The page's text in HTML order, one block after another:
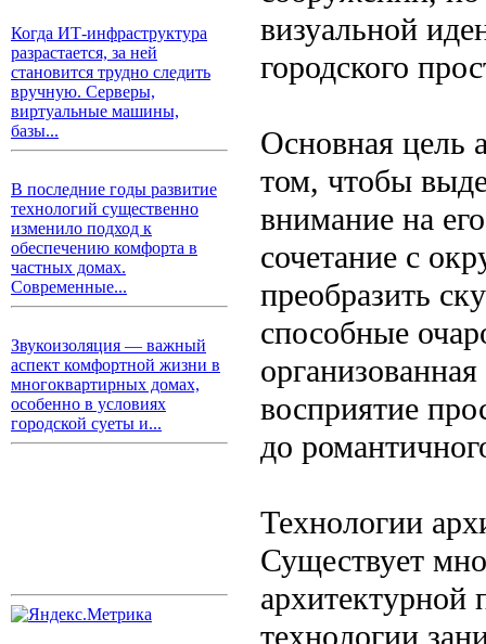
Когда ИТ-инфраструктура
разрастается, за ней
становится трудно следить
вручную. Серверы,
виртуальные машины,
базы...
В последние годы развитие
технологий существенно
изменило подход к
обеспечению комфорта в
частных домах.
Современные...
Звукоизоляция — важный
аспект комфортной жизни в
многоквартирных домах,
особенно в условиях
городской суеты и...
визуальной
городского
Основная цель
том, чтобы
внимание на
сочетание с
преобразить
способные
восприятие
до
Технологии
Существует
архитектурной
технологии